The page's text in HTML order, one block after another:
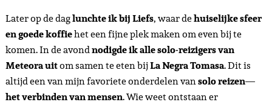
Later op de daglunchte ik bij Liefs, waar dehuiselijke sfeer
en goede koffiehet een fijne plek maken om even bij te
komen. In de avondnodigde ik alle solo-reizigers van
Meteora uitom samen te eten bijLa Negra Tomasa. Dit is
altijd een van mijn favoriete onderdelen vansolo reizen—
het verbinden van mensen. Wie weet ontstaan er